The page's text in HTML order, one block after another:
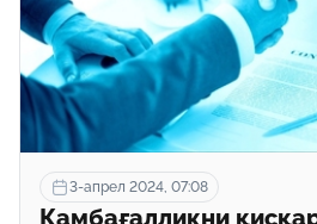
3-апрел 2024, 07:08